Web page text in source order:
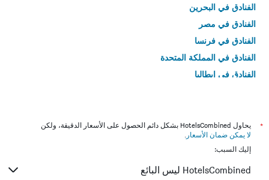
الفنادق في البحرين
الفنادق في مصر
الفنادق في فرنسا
الفنادق في المملكة المتحدة
الفنادق في إيطاليا
*
يحاول HotelsCombined بشكل دائم الحصول على الأسعار الدقيقة، ولكن
لا يمكن ضمان الأسعار .
إليك السبب:
HotelsCombined ليس البائع